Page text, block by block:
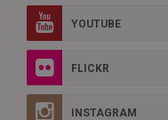
YOUTUBE
FLICKR
INSTAGRAM